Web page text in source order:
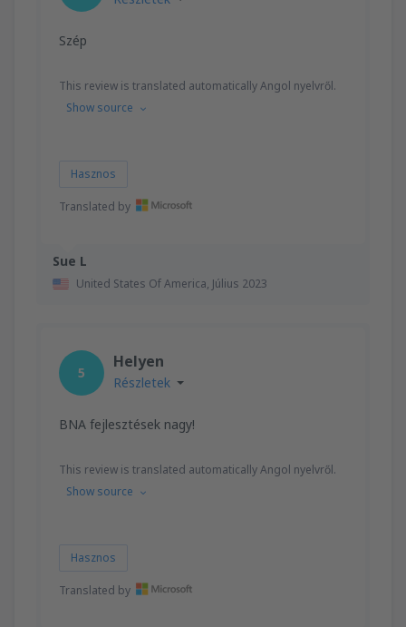
Sue L
United States Of America, Július 2023
Szép
This review is translated automatically Angol nyelvről.
Show source
Hasznos
Translated by
5
Helyen
Részletek
BNA fejlesztések nagy!
This review is translated automatically Angol nyelvről.
Show source
Hasznos
Translated by